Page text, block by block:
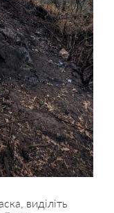
виділіть